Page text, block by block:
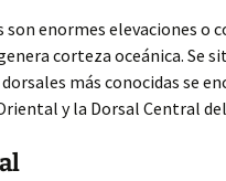
son enormes elevaciones o
corteza oceánica. Se
más conocidas se
y la Dorsal Central